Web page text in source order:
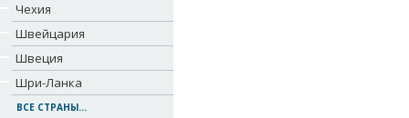
Чехия
Швейцария
Швеция
Шри-Ланка
ВСЕ СТРАНЫ...